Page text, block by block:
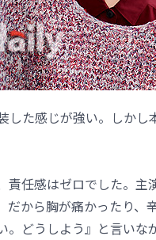
た感じが強い。しかし
責任感はゼロでした。主
から胸が痛かったり、
どうしよう』と言いな